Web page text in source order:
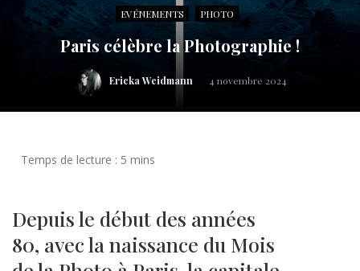
EVÉNEMENTS PHOTO
Paris célèbre la Photographie !
Ericka Weidmann 4 novembre 2024
Depuis le début des années
80, avec la naissance du Mois